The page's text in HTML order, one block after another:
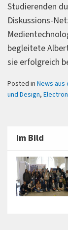
Studierenden
Diskussions-
begleitete
sie erfolgreich
Posted in News aus
und Design,
Im Bild